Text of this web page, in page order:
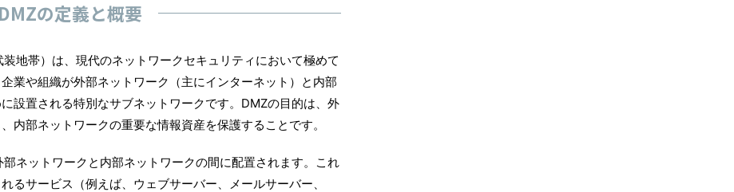
DMZの定義と概要
地帯）は、現代のネットワークセキュリティにおいて極めて
業や組織が外部ネットワーク（主にインターネット）と内部
設置される特別なサブネットワークです。DMZの目的は、外
内部ネットワークの重要な情報資産を保護することです。
ネットワークと内部ネットワークの間に配置されます。これ
るサービス（例えば、ウェブサーバー、メールサーバー、